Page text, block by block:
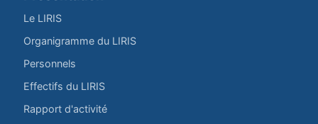
Le LIRIS
Organigramme du LIRIS
Personnels
Effectifs du LIRIS
Rapport d'activité